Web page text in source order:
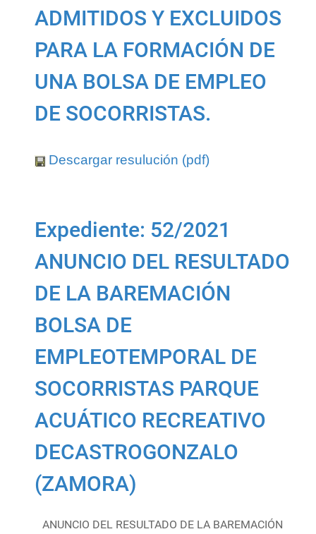
ADMITIDOS Y EXCLUIDOS
PARA LA FORMACIÓN DE
UNA BOLSA DE EMPLEO
DE SOCORRISTAS.
Descargar resulución (pdf)
Expediente: 52/2021
ANUNCIO DEL RESULTADO
DE LA BAREMACIÓN
BOLSA DE
EMPLEOTEMPORAL DE
SOCORRISTAS PARQUE
ACUÁTICO RECREATIVO
DECASTROGONZALO
(ZAMORA)
ANUNCIO DEL RESULTADO DE LA BAREMACIÓN